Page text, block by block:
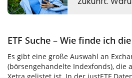
ETF Suche – Wie finde ich
Es gibt eine große Auswahl an
(börsengehandelte Indexfonds), die